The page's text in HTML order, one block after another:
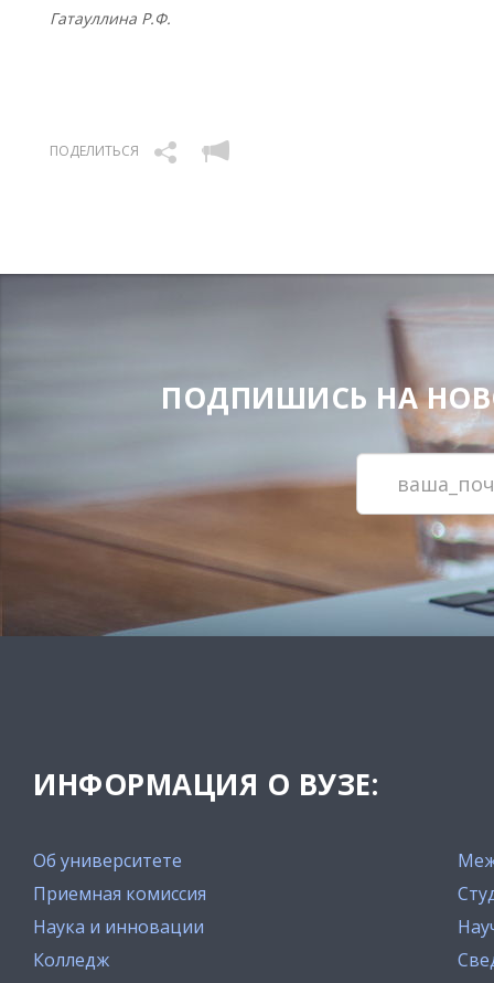
Гатауллина Р.Ф.
ПОДЕЛИТЬСЯ
ПОДПИШИСЬ НА
ИНФОРМАЦИЯ О ВУЗЕ:
Об университете
Приемная комиссия
Наука и инновации
Колледж